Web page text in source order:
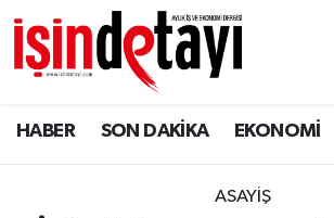
HABER SON DAKİKA EKONOMİ
ASAYİŞ
DÜNYA
Eğitim
Nöbetçi Eczaneler
Hava Durumu
İstanbul Namaz Vakitleri